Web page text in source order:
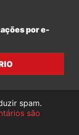
por e-
spam.
são